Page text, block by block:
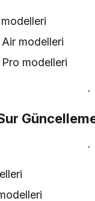
modelleri
modelleri
.
.